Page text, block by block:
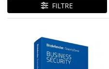
Componente Laptop
Telefoane & accesorii
Smart Watch
FILTRE